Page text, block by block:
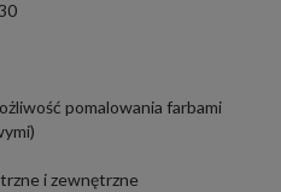
pomalowania farbami
i zewnętrzne